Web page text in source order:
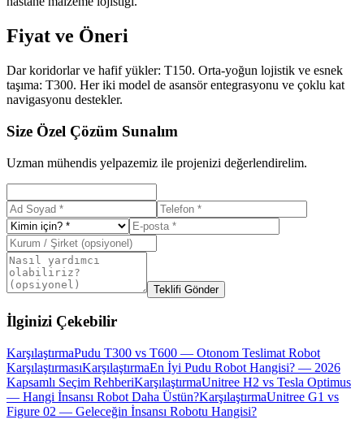
Fiyat ve Öneri
Dar koridorlar ve hafif yükler: T150. Orta-yoğun lojistik ve esnek
taşıma: T300. Her iki model de asansör entegrasyonu ve çoklu kat
navigasyonu destekler.
Size Özel Çözüm Sunalım
Uzman mühendis yelpazemiz ile projenizi değerlendirelim.
Teklifi Gönder
İlginizi Çekebilir
KarşılaştırmaPudu T300 vs T600 — Otonom Teslimat Robot
KarşılaştırmasıKarşılaştırmaEn İyi Pudu Robot Hangisi? — 2026
Kapsamlı Seçim RehberiKarşılaştırmaUnitree H2 vs Tesla Optimus
— Hangi İnsansı Robot Daha Üstün?KarşılaştırmaUnitree G1 vs
Figure 02 — Geleceğin İnsansı Robotu Hangisi?